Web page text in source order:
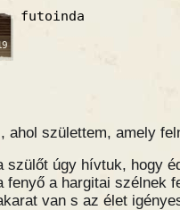
futoinda
ahol születtem, amely
szülőt úgy hívtuk, hogy
fenyő a hargitai szélnek
van s az élet